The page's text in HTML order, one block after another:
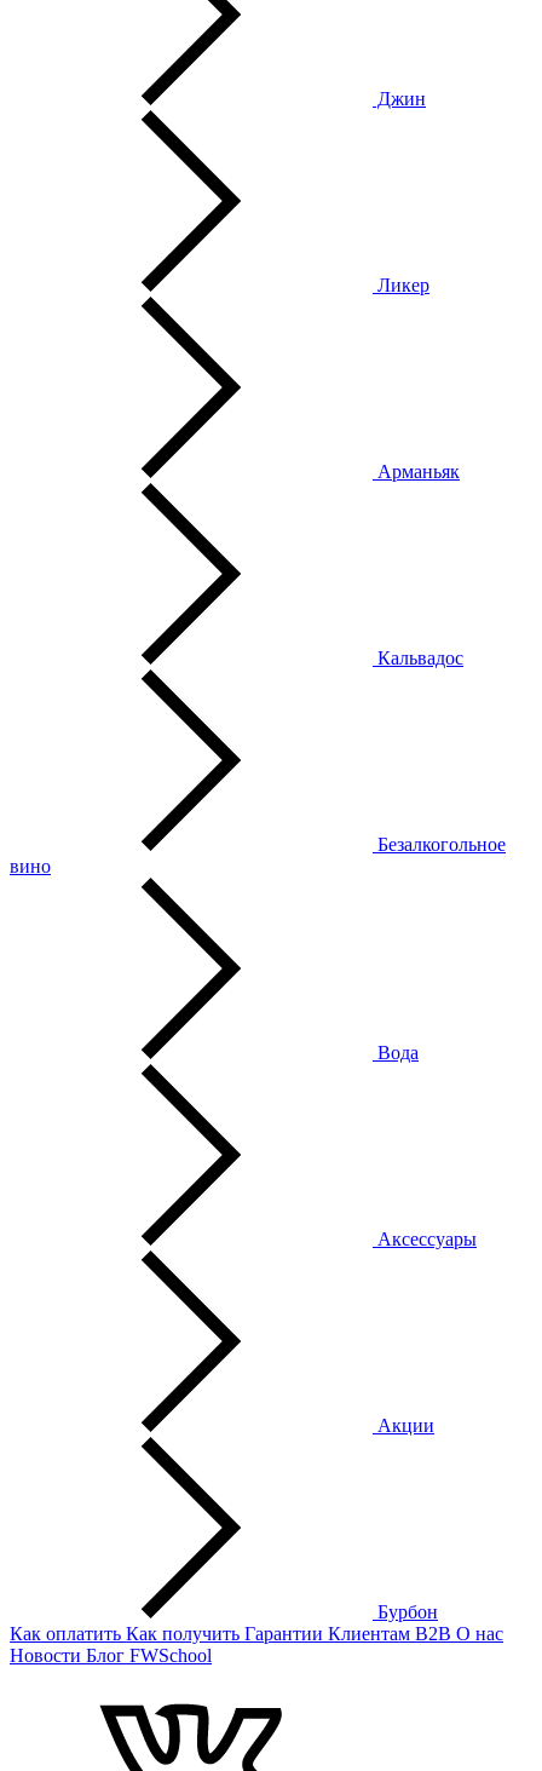
Джин
Ликер
Арманьяк
Кальвадос
Безалкогольное
вино
Вода
Аксессуары
Акции
Бурбон
Как оплатить Как получить Гарантии Клиентам B2B О нас
Новости Блог FWSchool